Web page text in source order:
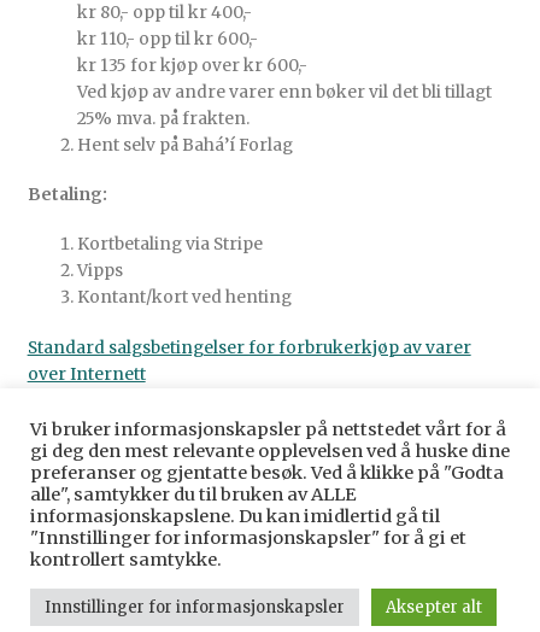
kr 80,- opp til kr 400,-
kr 110,- opp til kr 600,-
kr 135 for kjøp over kr 600,-
Ved kjøp av andre varer enn bøker vil det bli tillagt
25% mva. på frakten.
Hent selv på Bahá’í Forlag
Betaling:
Kortbetaling via Stripe
Vipps
Kontant/kort ved henting
Standard salgsbetingelser for forbrukerkjøp av varer
over Internett
© Baha’i Forlag Norge 2026
Personvernerklæring
Bygget med WooCommerce.
0
Vi bruker informasjonskapsler på nettstedet vårt for å
gi deg den mest relevante opplevelsen ved å huske dine
preferanser og gjentatte besøk. Ved å klikke på "Godta
alle", samtykker du til bruken av ALLE
informasjonskapslene. Du kan imidlertid gå til
"Innstillinger for informasjonskapsler" for å gi et
kontrollert samtykke.
Innstillinger for informasjonskapsler Aksepter alt